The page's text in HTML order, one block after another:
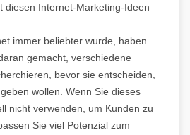
diesen Internet-Marketing-Ideen
immer beliebter wurde, haben
gemacht, verschiedene
bevor sie entscheiden,
wollen. Wenn Sie dieses
nicht verwenden, um Kunden zu
Sie viel Potenzial zum